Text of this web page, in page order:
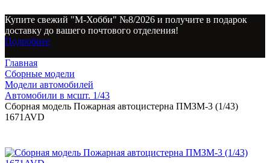
Купите свежий "М-Хобби" №8/2026 и получите в подарок
доставку до вашего почтового отделения!
Подробнее
Главная
Сборные модели
Модели автомобилей
Автомобили в мсшт. 1/43
Сборная модель Пожарная автоцистерна ПМЗМ-3 (1/43)
1671AVD